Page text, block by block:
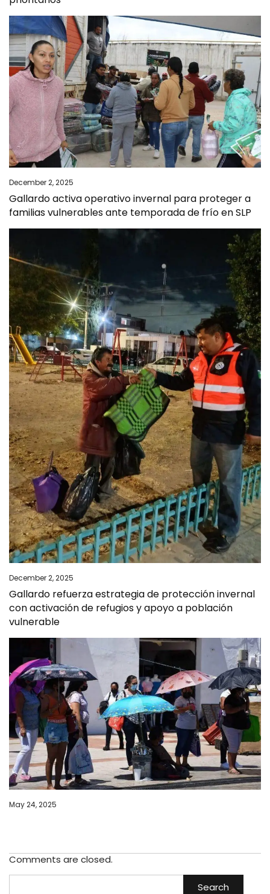
December 2, 2025
Gallardo activa operativo invernal para proteger a
familias vulnerables ante temporada de frío en SLP
December 2, 2025
Gallardo refuerza estrategia de protección invernal
con activación de refugios y apoyo a población
vulnerable
May 24, 2025
Comments are closed.
Search